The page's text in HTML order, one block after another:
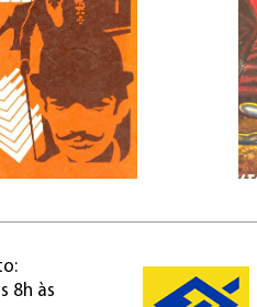
8h às